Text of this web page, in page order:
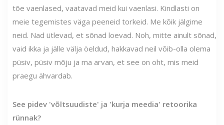
tõe vaenlased, vaatavad meid kui vaenlasi. Kindlasti on
meie tegemistes väga peeneid torkeid. Me kõik jälgime
neid. Nad ütlevad, et sõnad loevad. Noh, mitte ainult sõnad,
vaid ikka ja jälle välja öeldud, hakkavad neil võib-olla olema
püsiv, püsiv mõju ja ma arvan, et see on oht, mis meid
praegu ähvardab.
See pidev 'võltsuudiste' ja 'kurja meedia' retoorika
rünnak?